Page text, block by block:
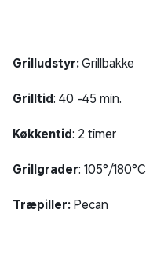
Grilludstyr:Grillbakke
Grilltid: 40 -45 min.
Køkkentid: 2 timer
Grillgrader: 105°/180°C
Træpiller: Pecan